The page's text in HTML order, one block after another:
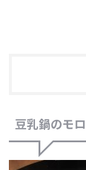
豆乳鍋のモ